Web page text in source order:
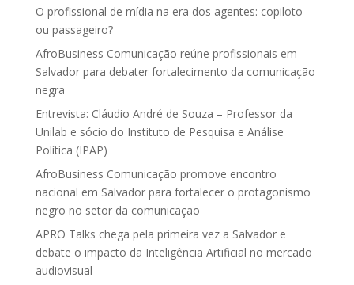
O profissional de mídia na era dos agentes: copiloto
ou passageiro?
AfroBusiness Comunicação reúne profissionais em
Salvador para debater fortalecimento da comunicação
negra
Entrevista: Cláudio André de Souza – Professor da
Unilab e sócio do Instituto de Pesquisa e Análise
Política (IPAP)
AfroBusiness Comunicação promove encontro
nacional em Salvador para fortalecer o protagonismo
negro no setor da comunicação
APRO Talks chega pela primeira vez a Salvador e
debate o impacto da Inteligência Artificial no mercado
audiovisual